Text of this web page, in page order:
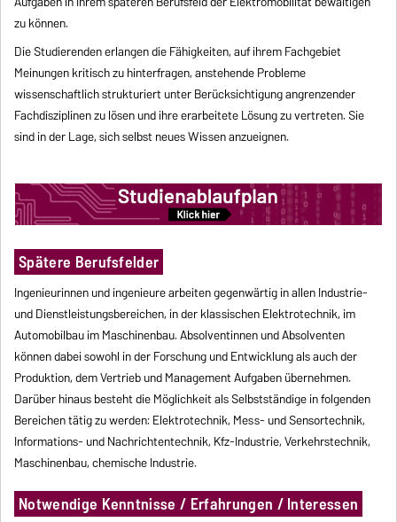
zu können.
Die Studierenden erlangen die Fähigkeiten, auf ihrem Fachgebiet
Meinungen kritisch zu hinterfragen, anstehende Probleme
wissenschaftlich strukturiert unter Berücksichtigung angrenzender
Fachdisziplinen zu lösen und ihre erarbeitete Lösung zu vertreten. Sie
sind in der Lage, sich selbst neues Wissen anzueignen.
Spätere Berufsfelder
Ingenieurinnen und ingenieure arbeiten gegenwärtig in allen Industrie-
und Dienstleistungsbereichen, in der klassischen Elektrotechnik, im
Automobilbau im Maschinenbau. Absolventinnen und Absolventen
können dabei sowohl in der Forschung und Entwicklung als auch der
Produktion, dem Vertrieb und Management Aufgaben übernehmen.
Darüber hinaus besteht die Möglichkeit als Selbstständige in folgenden
Bereichen tätig zu werden: Elektrotechnik, Mess- und Sensortechnik,
Informations- und Nachrichtentechnik, Kfz-Industrie, Verkehrstechnik,
Maschinenbau, chemische Industrie.
Notwendige Kenntnisse / Erfahrungen / Interessen